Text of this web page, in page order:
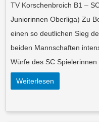
TV Korschenbroich B1 –
Juniorinnen Oberliga) Zu
einen so deutlichen Sieg
beiden Mannschaften
Würfe des SC
Weiterlesen